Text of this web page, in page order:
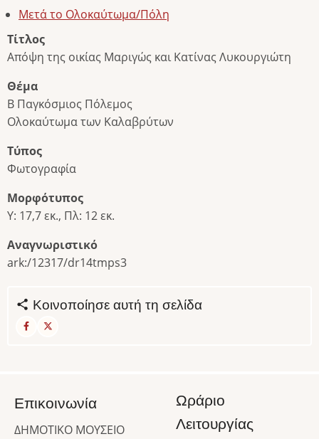
Μετά το Ολοκαύτωμα/Πόλη
Τίτλος
Απόψη της οικίας Μαριγώς και Κατίνας Λυκουργιώτη
Θέμα
Β Παγκόσμιος Πόλεμος
Ολοκαύτωμα των Καλαβρύτων
Τύπος
Φωτογραφία
Μορφότυπος
Υ: 17,7 εκ., Πλ: 12 εκ.
Αναγνωριστικό
ark:/12317/dr14tmps3
Κοινοποίησε αυτή τη σελίδα
Επικοινωνία
ΔΗΜΟΤΙΚΟ ΜΟΥΣΕΙΟ
Ωράριο
Λειτουργίας